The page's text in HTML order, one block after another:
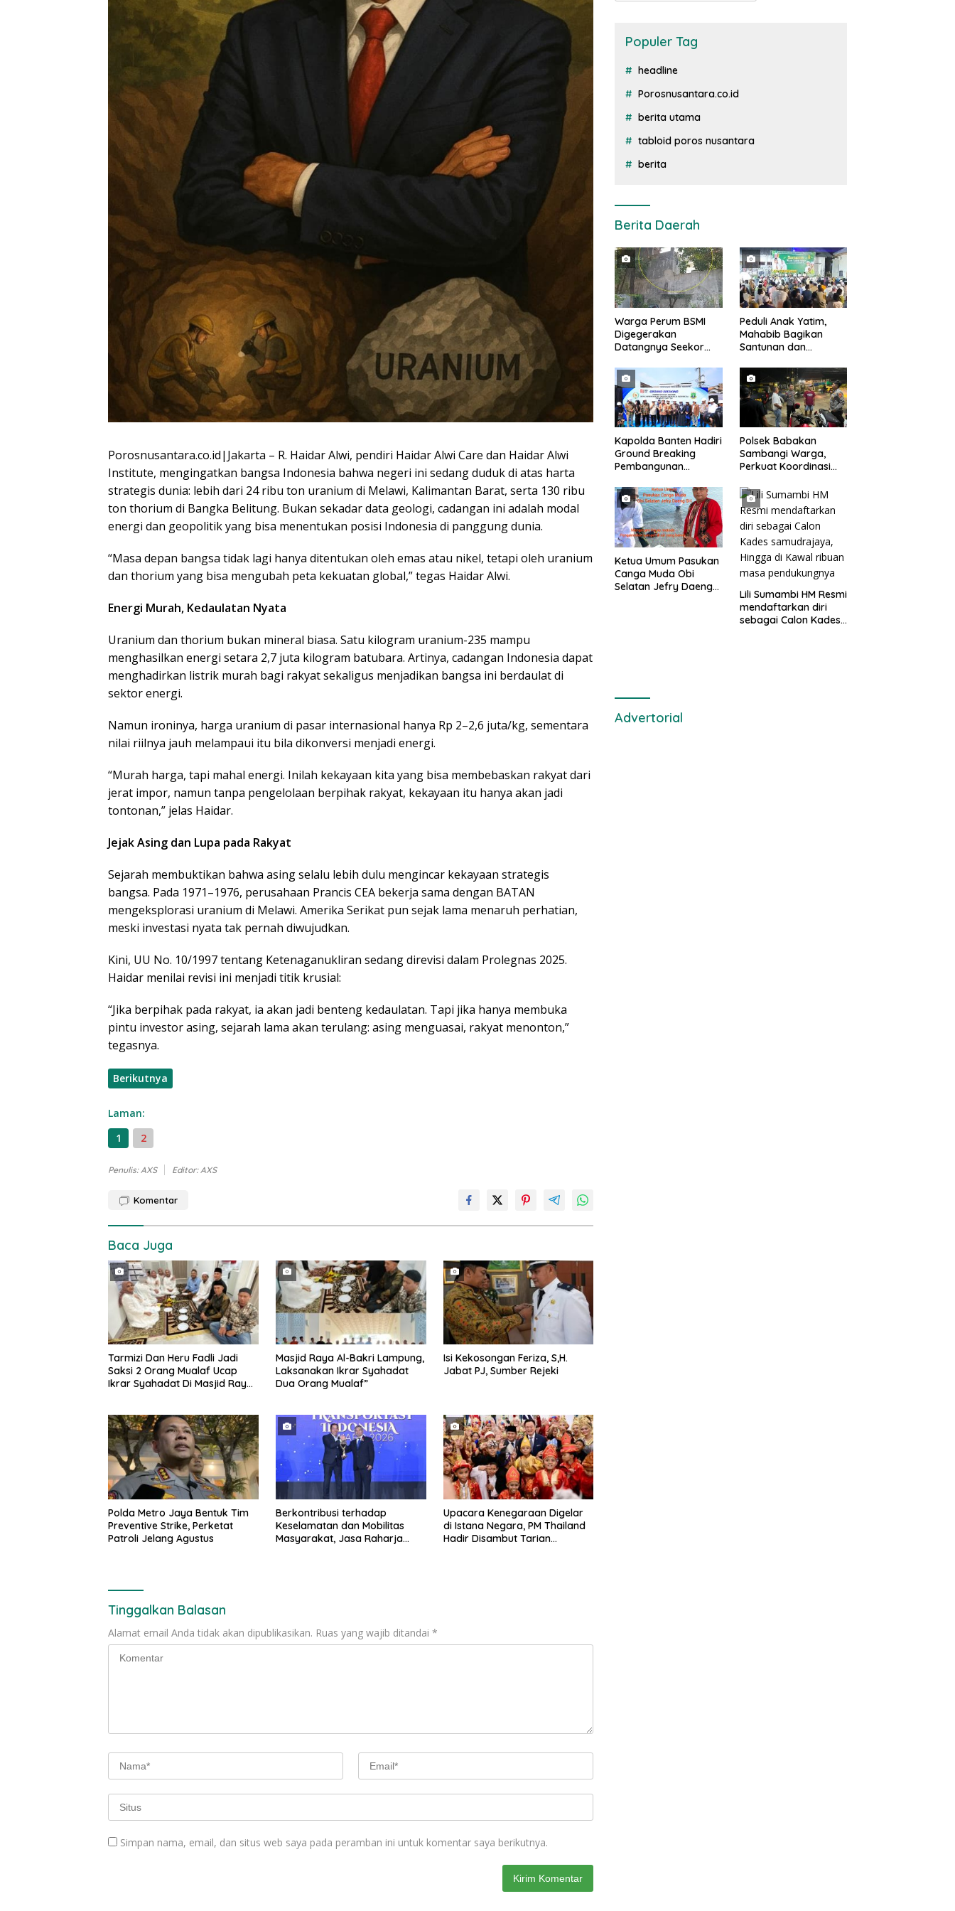
Porosnusantara.co.id|Jakarta – R. Haidar Alwi, pendiri Haidar Alwi Care dan Haidar Alwi
Institute, mengingatkan bangsa Indonesia bahwa negeri ini sedang duduk di atas harta
strategis dunia: lebih dari 24 ribu ton uranium di Melawi, Kalimantan Barat, serta 130 ribu
ton thorium di Bangka Belitung. Bukan sekadar data geologi, cadangan ini adalah modal
energi dan geopolitik yang bisa menentukan posisi Indonesia di panggung dunia.
“Masa depan bangsa tidak lagi hanya ditentukan oleh emas atau nikel, tetapi oleh uranium
dan thorium yang bisa mengubah peta kekuatan global,” tegas Haidar Alwi.
Energi Murah, Kedaulatan Nyata
Uranium dan thorium bukan mineral biasa. Satu kilogram uranium-235 mampu
menghasilkan energi setara 2,7 juta kilogram batubara. Artinya, cadangan Indonesia dapat
menghadirkan listrik murah bagi rakyat sekaligus menjadikan bangsa ini berdaulat di
sektor energi.
Namun ironinya, harga uranium di pasar internasional hanya Rp 2–2,6 juta/kg, sementara
nilai riilnya jauh melampaui itu bila dikonversi menjadi energi.
“Murah harga, tapi mahal energi. Inilah kekayaan kita yang bisa membebaskan rakyat dari
jerat impor, namun tanpa pengelolaan berpihak rakyat, kekayaan itu hanya akan jadi
tontonan,” jelas Haidar.
Jejak Asing dan Lupa pada Rakyat
Sejarah membuktikan bahwa asing selalu lebih dulu mengincar kekayaan strategis
bangsa. Pada 1971–1976, perusahaan Prancis CEA bekerja sama dengan BATAN
mengeksplorasi uranium di Melawi. Amerika Serikat pun sejak lama menaruh perhatian,
meski investasi nyata tak pernah diwujudkan.
Kini, UU No. 10/1997 tentang Ketenaganukliran sedang direvisi dalam Prolegnas 2025.
Haidar menilai revisi ini menjadi titik krusial:
“Jika berpihak pada rakyat, ia akan jadi benteng kedaulatan. Tapi jika hanya membuka
pintu investor asing, sejarah lama akan terulang: asing menguasai, rakyat menonton,”
tegasnya.
Berikutnya
Laman:
1
2
Penulis: AXS Editor: AXS
Komentar
Baca Juga
Tarmizi Dan Heru Fadli Jadi
Saksi 2 Orang Mualaf Ucap
Ikrar Syahadat Di Masjid Raya
Masjid Raya Al-Bakri Lampung,
Laksanakan Ikrar Syahadat
Dua Orang Mualaf”
Isi Kekosongan Feriza, S,H.
Jabat PJ, Sumber Rejeki
Polda Metro Jaya Bentuk Tim
Preventive Strike, Perketat
Patroli Jelang Agustus
Berkontribusi terhadap
Keselamatan dan Mobilitas
Masyarakat, Jasa Raharja
Upacara Kenegaraan Digelar
di Istana Negara, PM Thailand
Hadir Disambut Tarian
Tinggalkan Balasan
Alamat email Anda tidak akan dipublikasikan. Ruas yang wajib ditandai *
Simpan nama, email, dan situs web saya pada peramban ini untuk komentar saya berikutnya.
Populer Tag
headline
Porosnusantara.co.id
berita utama
tabloid poros nusantara
berita
Berita Daerah
Warga Perum BSMI
Digegerakan
Datangnya Seekor
Pemukiman
Peduli Anak Yatim,
Mahabib Bagikan
Santunan dan
Anak di Segarajaya
Kapolda Banten Hadiri
Ground Breaking
Pembangunan
di Ibu Kota Provinsi
Banten
Polsek Babakan
Sambangi Warga,
Perkuat Koordinasi
Gangguan Kamtibmas
Ketua Umum Pasukan
Canga Muda Obi
Selatan Jefry Daeng
Lili Sumambi HM Resmi
mendaftarkan diri
sebagai Calon Kades
Advertorial